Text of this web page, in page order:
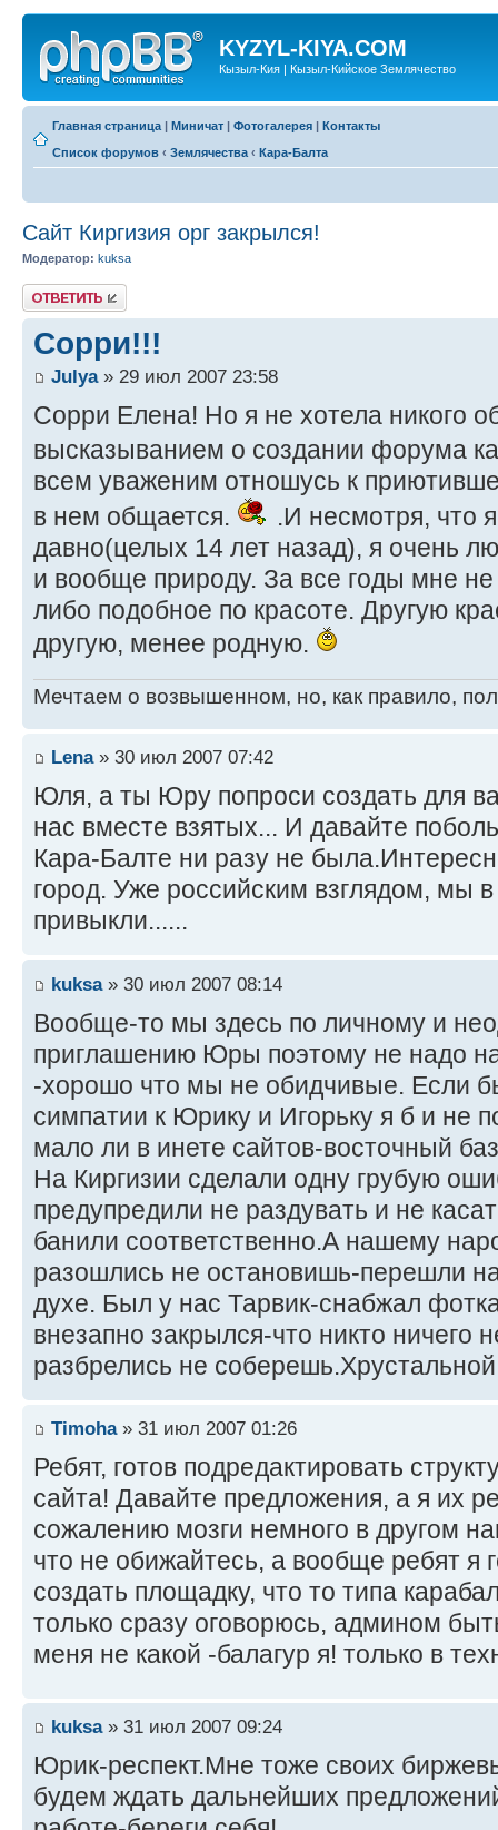
KYZYL-KIYA.COM
Кызыл-Кия | Кызыл-Кийское Землячество
Главная страница | Миничат | Фотогалерея | Контакты
Список форумов ‹ Землячества ‹ Кара-Балта
Сайт Киргизия орг закрылся!
Модератор: kuksa
Ответить
Сорри!!!
Julya» 29 июл 2007 23:58
Сорри Елена! Но я не хотела никого
высказыванием о создании форума
всем уваженим отношусь к
в нем общается.
.И несмотря, что
давно(целых 14 лет назад), я очень
и вообще природу. За все годы мне
либо подобное по красоте. Другую
другую, менее родную.
Мечтаем о возвышенном, но, как правило,
Lena» 30 июл 2007 07:42
Юля, а ты Юру попроси создать для
нас вместе взятых... И давайте
Кара-Балте ни разу не
город. Уже российским взглядом, мы
привыкли......
kuksa» 30 июл 2007 08:14
Вообще-то мы здесь по личному и
приглашению Юры поэтому не надо
-хорошо что мы не обидчивые. Если
симпатии к Юрику и Игорьку я б и не
мало ли в инете сайтов-восточный
На Киргизии сделали одну грубую
предупредили не раздувать и не
банили соответственно.А нашему
разошлись не остановишь-перешли
духе. Был у нас Тарвик-снабжал
внезапно закрылся-что никто ничего
разбрелись не
Timoha» 31 июл 2007 01:26
Ребят, готов подредактировать
сайта! Давайте предложения, а я их
сожалению мозги немного в другом
что не обижайтесь, а вообще ребят я
создать площадку, что то типа
только сразу оговорюсь, админом
меня не какой -балагур я! только в
kuksa» 31 июл 2007 09:24
Юрик-респект.Мне тоже своих
будем ждать дальнейших